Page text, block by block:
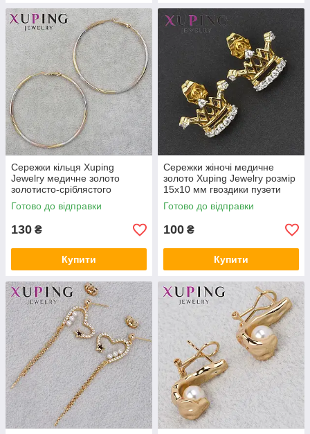
Сережки кільця Xuping
Jewelry медичне золото
золотисто-сріблястого
кольору застібка булавка
діаметр 5,5 см
Готово до відправки
130 ₴
Купити
Сережки жіночі медичне
золото Xuping Jewelry розмір
15х10 мм гвоздики пузети
корона з фіанітами 24K
Готово до відправки
100 ₴
Купити